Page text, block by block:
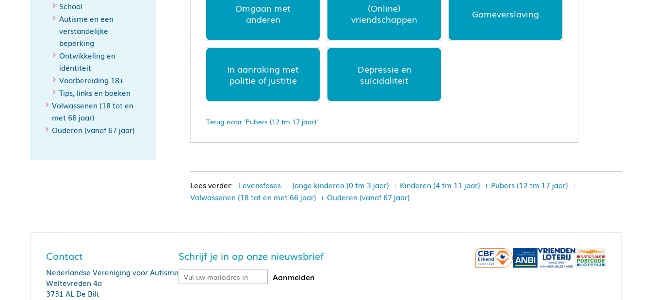
School
Autisme en een
verstandelijke
beperking
Ontwikkeling en
identiteit
Voorbereiding 18+
Tips, links en boeken
Volwassenen (18 tot en
met 66 jaar)
Ouderen (vanaf 67 jaar)
Omgaan met
anderen
(Online)
vriendschappen
Gameverslaving
In aanraking met
politie of justitie
Depressie en
suïcidaliteit
Terug naar 'Pubers (12 tm 17 jaar)'
Levensfases Jonge kinderen (0 tm 3 jaar) Kinderen (4 tm 11 jaar)
Pubers (12 tm 17 jaar)
Volwassenen (18 tot en met 66 jaar)
Ouderen (vanaf 67 jaar)
Contact
Nederlandse Vereniging voor Autisme
Weltevreden 4a
3731 AL De Bilt
Schrijf je in op onze nieuwsbrief